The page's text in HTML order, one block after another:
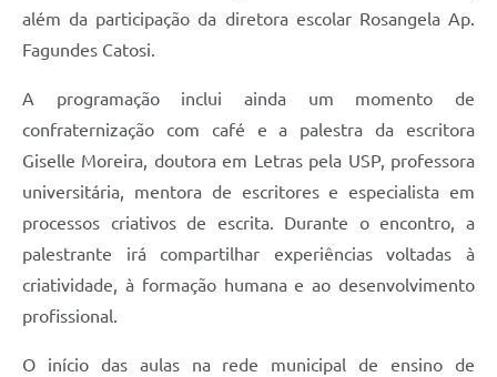
além da participação da diretora escolar Rosangela Ap.
Fagundes Catosi.
A programação inclui ainda um momento de
confraternização com café e a palestra da escritora
Giselle Moreira, doutora em Letras pela USP, professora
universitária, mentora de escritores e especialista em
processos criativos de escrita. Durante o encontro, a
palestrante irá compartilhar experiências voltadas à
criatividade, à formação humana e ao desenvolvimento
profissional.
O início das aulas na rede municipal de ensino de